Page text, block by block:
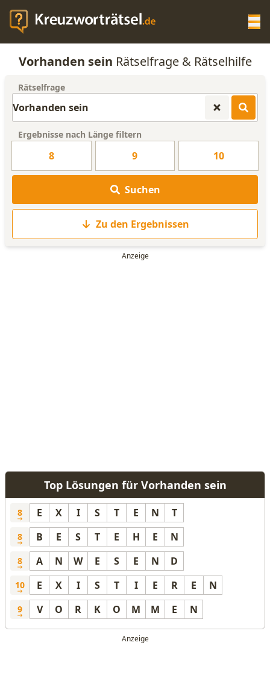
KREUZWORTRÄTSEL-HILFE
WORTLISTE
Vorhanden sein Rätselfrage & Rätselhilfe
Rätselfrage
Ergebnisse nach Länge filtern
8 9 10
Suchen
Zu den Ergebnissen
Top Lösungen für Vorhanden sein
8 E X I S T E N T
8 B E S T E H E N
8 A N W E S E N D
10 E X I S T I E R E N
9 V O R K O M M E N